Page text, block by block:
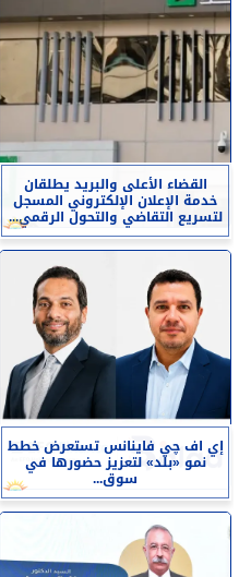
القضاء الأعلى والبريد يطلقان
خدمة الإعلان الإلكتروني المسجل
لتسريع التقاضي والتحول الرقمي...
إي اف چي فاينانس تستعرض خطط
نمو «بلد» لتعزيز حضورها في
سوق...